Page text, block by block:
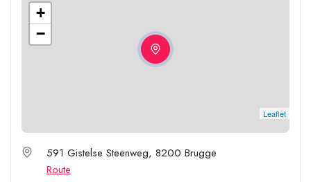
+
−
Leaflet
591 Gistelse Steenweg, 8200 Brugge
Route